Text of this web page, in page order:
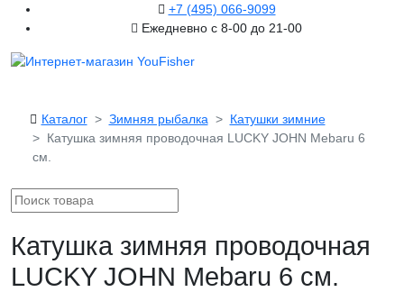
+7 (495) 066-9099
Ежедневно с 8-00 до 21-00
Каталог Зимняя рыбалка
Катушки зимние
Катушка зимняя проводочная LUCKY JOHN Mebaru 6
см.
Катушка зимняя проводочная
LUCKY JOHN Mebaru 6 см.